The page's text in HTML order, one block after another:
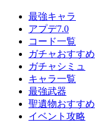
最強キャラ
アプデ7.0
コード一覧
ガチャおすすめ
ガチャシミュ
キャラ一覧
最強武器
聖遺物おすすめ
イベント攻略